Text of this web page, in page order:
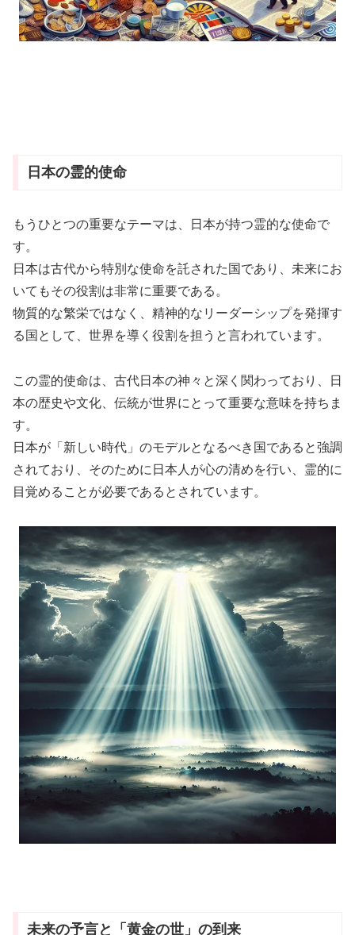
日本の霊的使命
もうひとつの重要なテーマは、日本が持つ霊的な使命で
す。
日本は古代から特別な使命を託された国であり、未来にお
いてもその役割は非常に重要である。
物質的な繁栄ではなく、精神的なリーダーシップを発揮す
る国として、世界を導く役割を担うと言われています。
この霊的使命は、古代日本の神々と深く関わっており、日
本の歴史や文化、伝統が世界にとって重要な意味を持ちま
す。
日本が「新しい時代」のモデルとなるべき国であると強調
されており、そのために日本人が心の清めを行い、霊的に
目覚めることが必要であるとされています。
未来の予言と「黄金の世」の到来